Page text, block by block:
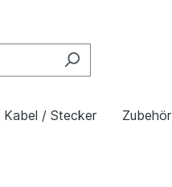
Kabel / Stecker Zubehör